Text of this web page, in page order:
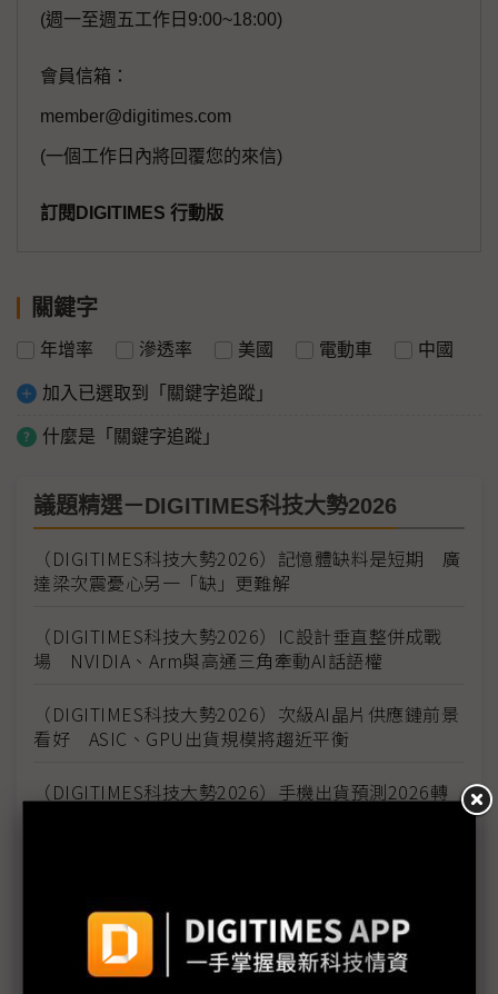
(週一至週五工作日9:00~18:00)
會員信箱：
member@digitimes.com
(一個工作日內將回覆您的來信)
訂閱DIGITIMES 行動版
關鍵字
年增率 滲透率 美國 電動車 中國
加入已選取到「關鍵字追蹤」
什麼是「關鍵字追蹤」
議題精選－DIGITIMES科技大勢2026
（DIGITIMES科技大勢2026）記憶體缺料是短期 廣
達梁次震憂心另一「缺」更難解
（DIGITIMES科技大勢2026）IC設計垂直整併成戰
場 NVIDIA、Arm與高通三角牽動AI話語權
（DIGITIMES科技大勢2026）次級AI晶片供應鏈前景
看好 ASIC、GPU出貨規模將趨近平衡
（DIGITIMES科技大勢2026）手機出貨預測2026轉
（DIGITIMES科技大勢2026）AI眼鏡技術漸趨成熟
2027年需求上看1,500萬